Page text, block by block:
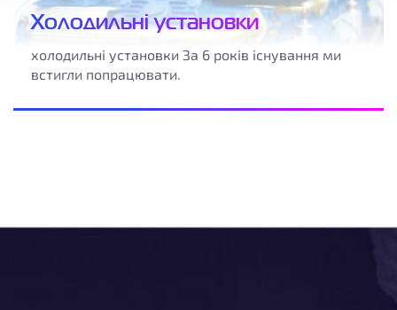
Холодильні установки
холодильні установки За 6 років існування ми
встигли попрацювати.